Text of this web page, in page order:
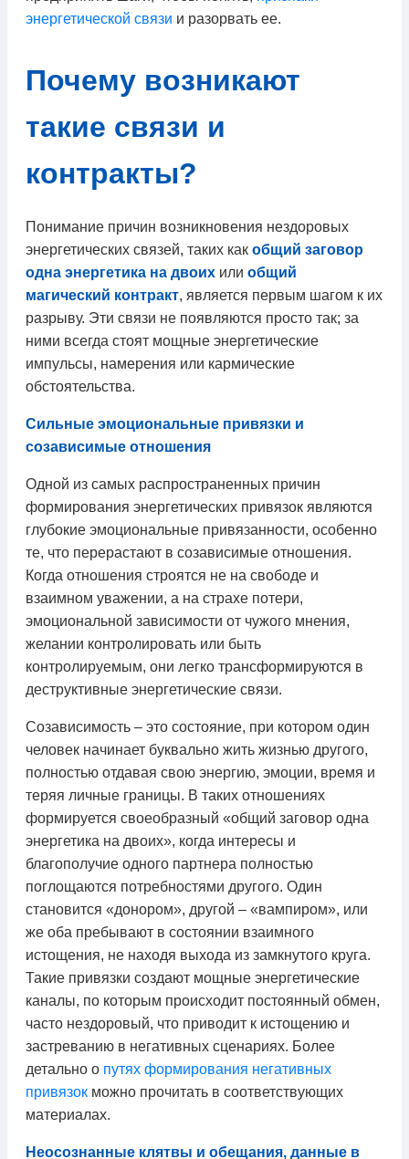
энергетической связи и разорвать ее.
Почему возникают
такие связи и
контракты?
Понимание причин возникновения нездоровых
энергетических связей, таких как общий заговор
одна энергетика на двоих или общий
магический контракт, является первым шагом к их
разрыву. Эти связи не появляются просто так; за
ними всегда стоят мощные энергетические
импульсы, намерения или кармические
обстоятельства.
Сильные эмоциональные привязки и
созависимые отношения
Одной из самых распространенных причин
формирования энергетических привязок являются
глубокие эмоциональные привязанности, особенно
те, что перерастают в созависимые отношения.
Когда отношения строятся не на свободе и
взаимном уважении, а на страхе потери,
эмоциональной зависимости от чужого мнения,
желании контролировать или быть
контролируемым, они легко трансформируются в
деструктивные энергетические связи.
Созависимость – это состояние, при котором один
человек начинает буквально жить жизнью другого,
полностью отдавая свою энергию, эмоции, время и
теряя личные границы. В таких отношениях
формируется своеобразный «общий заговор одна
энергетика на двоих», когда интересы и
благополучие одного партнера полностью
поглощаются потребностями другого. Один
становится «донором», другой – «вампиром», или
же оба пребывают в состоянии взаимного
истощения, не находя выхода из замкнутого круга.
Такие привязки создают мощные энергетические
каналы, по которым происходит постоянный обмен,
часто нездоровый, что приводит к истощению и
застреванию в негативных сценариях. Более
детально о путях формирования негативных
привязок можно прочитать в соответствующих
материалах.
Неосознанные клятвы и обещания, данные в